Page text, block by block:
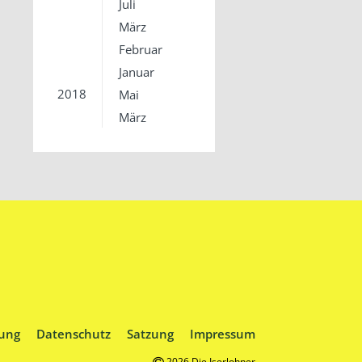
Juli
März
Februar
Januar
2018
Mai
März
Datenschutz Satzung Impressum